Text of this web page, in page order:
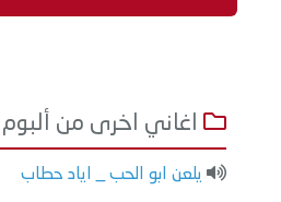
اغاني اخرى من
يلعن ابو الحب _ اياد حطاب